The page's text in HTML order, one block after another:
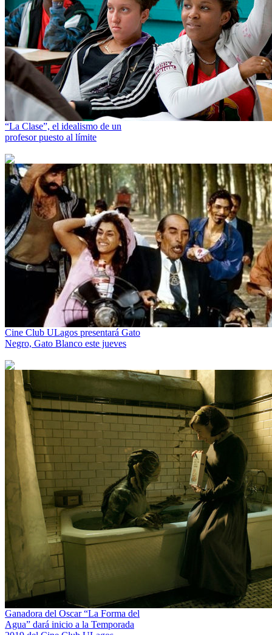
“La Clase”, el idealismo de un
profesor puesto al límite
Cine Club ULagos presentará Gato
Negro, Gato Blanco este jueves
Ganadora del Oscar “La Forma del
Agua” dará inicio a la Temporada